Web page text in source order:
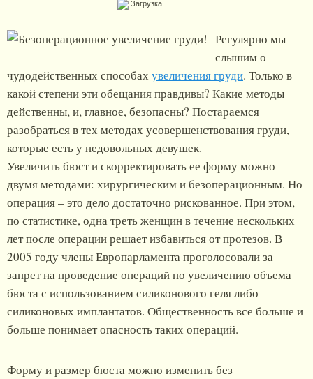
Загрузка...
Регулярно мы
слышим о
чудодейственных способах увеличения груди. Только в
какой степени эти обещания правдивы? Какие методы
действенны, и, главное, безопасны? Постараемся
разобраться в тех методах усовершенствования груди,
которые есть у недовольных девушек.
Увеличить бюст и скорректировать ее форму можно
двумя методами: хирургическим и безоперационным. Но
операция – это дело достаточно рискованное. При этом,
по статистике, одна треть женщин в течение нескольких
лет после операции решает избавиться от протезов. В
2005 году члены Европарламента проголосовали за
запрет на проведение операций по увеличению объема
бюста с использованием силиконового геля либо
силиконовых имплантатов. Общественность все больше и
больше понимает опасность таких операций.
Форму и размер бюста можно изменить без